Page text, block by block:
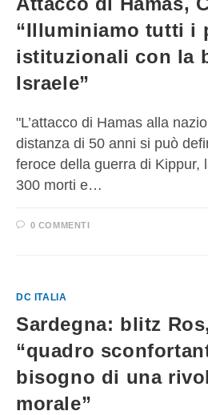
“Illuminiamo tutti i
istituzionali con la
Israele”
"L’attacco di Hamas alla
distanza di 50 anni si può
feroce della guerra di Kippur,
300 morti e…
0 COMMENTI
DC ITALIA
Sardegna: blitz
“quadro
bisogno di una
morale”